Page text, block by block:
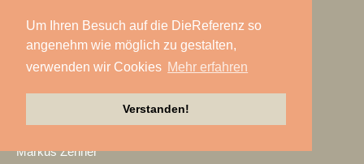
Um Ihren Besuch auf die DieReferenz so
angenehm wie möglich zu gestalten,
verwenden wir Cookies Mehr erfahren
Verstanden!
MADRIX
Magic Event- und
Medientechnik
Markus Zehner